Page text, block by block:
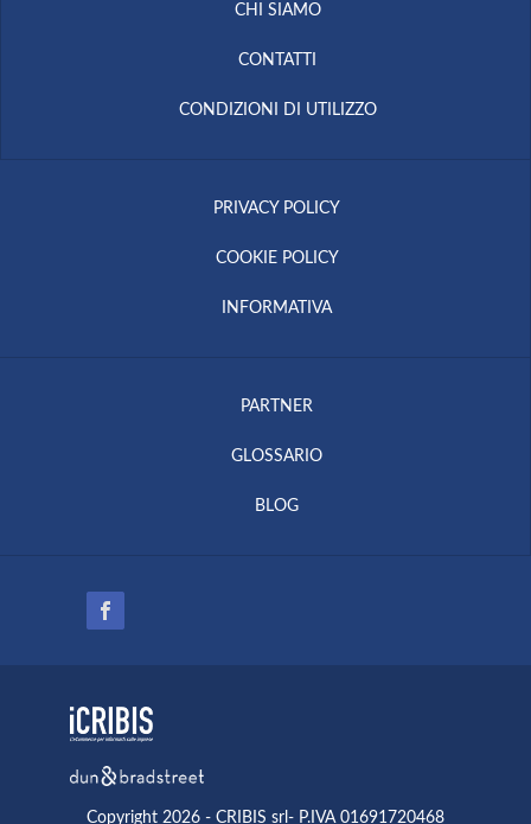
CHI SIAMO
CONTATTI
CONDIZIONI DI UTILIZZO
PRIVACY POLICY
COOKIE POLICY
INFORMATIVA
PARTNER
GLOSSARIO
BLOG
Copyright 2026 - CRIBIS srl- P.IVA 01691720468